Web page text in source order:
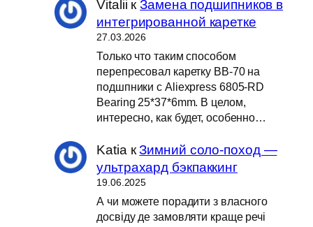
Vitalii кЗамена подшипников в
интегрированной каретке
27.03.2026
Только что таким способом
перепресовал каретку BB-70 на
подшпники с Aliexpress 6805-RD
Bearing 25*37*6mm. В целом,
интересно, как будет, особенно…
Katia кЗимний соло-поход —
ультрахард бэкпаккинг
19.06.2025
А чи можете порадити з власного
досвіду де замовляти краще речі